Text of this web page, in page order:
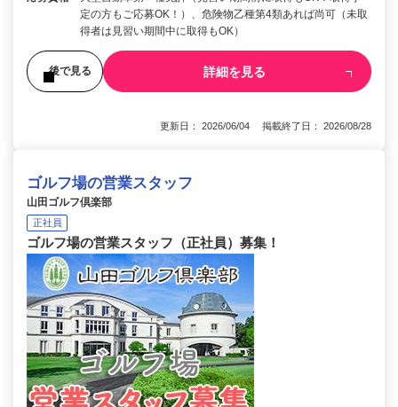
定の方もご応募OK！）、危険物乙種第4類あれば尚可（未取
得者は見習い期間中に取得もOK）
後で見る 詳細を見る
更新日： 2026/06/04 掲載終了日： 2026/08/28
ゴルフ場の営業スタッフ
山田ゴルフ倶楽部
正社員
ゴルフ場の営業スタッフ（正社員）募集！